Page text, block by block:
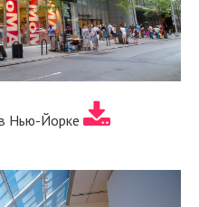
Нью-Йорке